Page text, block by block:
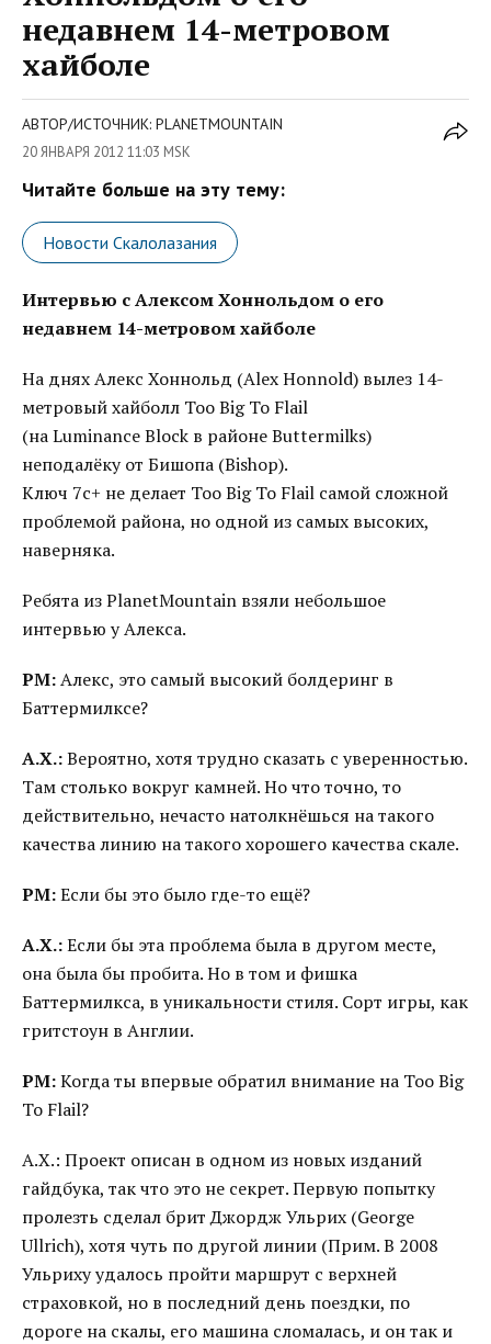
недавнем 14-метровом
хайболе
АВТОР/ИСТОЧНИК: PLANETMOUNTAIN
20 ЯНВАРЯ 2012 11:03 MSK
Читайте больше на эту тему:
Новости Скалолазания
Интервью с Алексом Хоннольдом о его
недавнем 14-метровом хайболе
На днях Алекс Хоннольд (Alex Honnold) вылез 14-
метровый хайболл Too Big To Flail
(на Luminance Block в районе Buttermilks)
неподалёку от Бишопа (Bishop).
Ключ 7с+ не делает Too Big To Flail самой сложной
проблемой района, но одной из самых высоких,
наверняка.
Ребята из PlanetMountain взяли небольшое
интервью у Алекса.
PM:Алекс, это самый высокий болдеринг в
Баттермилксе?
А.Х.:Вероятно, хотя трудно сказать с уверенностью.
Там столько вокруг камней. Но что точно, то
действительно, нечасто натолкнёшься на такого
качества линию на такого хорошего качества скале.
РМ:Если бы это было где-то ещё?
А.Х.:Если бы эта проблема была в другом месте,
она была бы пробита. Но в том и фишка
Баттермилкса, в уникальности стиля. Сорт игры, как
гритстоун в Англии.
РМ:Когда ты впервые обратил внимание на Too Big
To Flail?
А.Х.: Проект описан в одном из новых изданий
гайдбука, так что это не секрет. Первую попытку
пролезть сделал брит Джордж Ульрих (George
Ullrich), хотя чуть по другой линии (Прим. В 2008
Ульриху удалось пройти маршрут с верхней
страховкой, но в последний день поездки, по
дороге на скалы, его машина сломалась, и он так и